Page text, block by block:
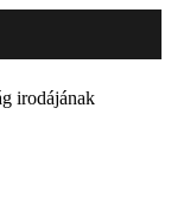
irodájának